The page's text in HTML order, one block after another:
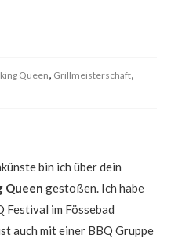
Queen, Grillmeisterschaft,
bin ich über dein
Queen gestoßen. Ich habe
Festival im Fössebad
auch mit einer BBQ Gruppe